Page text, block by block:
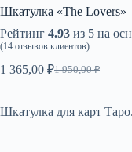
Шкатулка «The Lovers»
Рейтинг 4.93 из 5 на
(14 отзывов клиентов)
1 950,00₽
Первоначальная
1
1 365,00 ₽
Текущая
365,00 ₽.
Шкатулка для карт